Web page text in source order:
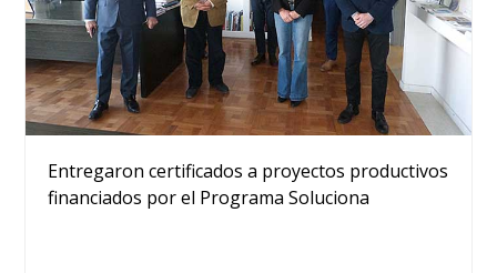
Entregaron certificados a proyectos productivos
financiados por el Programa Soluciona